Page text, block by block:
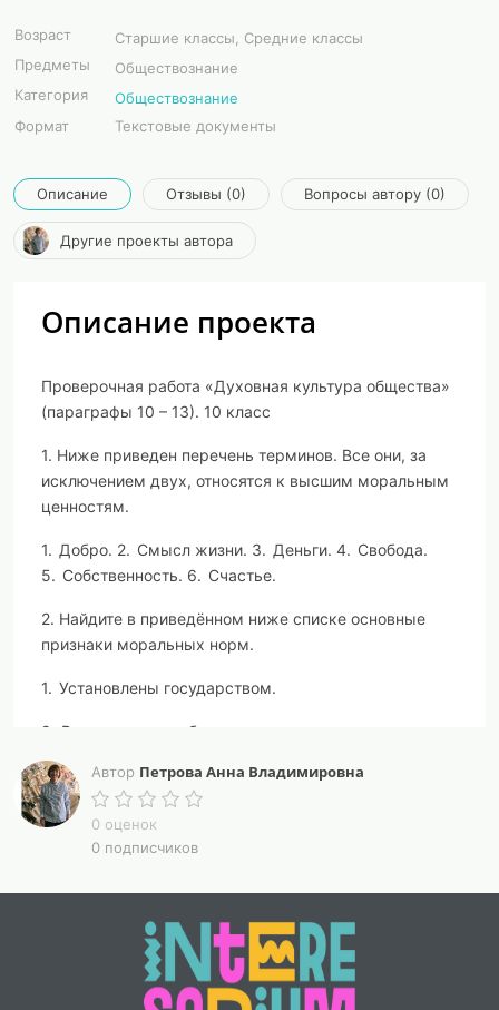
Возраст
Старшие классы, Средние классы
Предметы
Обществознание
Категория
Обществознание
Формат
Текстовые документы
Описание Отзывы (0) Вопросы автору (0)
Другие проекты автора
Описание проекта
Проверочная работа «Духовная культура общества»
(параграфы 10 – 13). 10 класс
1. Ниже приведен перечень терминов. Все они, за
исключением двух, относятся к высшим моральным
ценностям.
1. Добро. 2. Смысл жизни. 3. Деньги. 4. Свобода.
5. Собственность. 6. Счастье.
2. Найдите в приведённом ниже списке основные
признаки моральных норм.
1. Установлены государством.
2. Выражаются в общественном мнении.
3. Обязательны для исполнения.
4. Регулируют общественные отношения с позиций
добра и зла.
6. Поддерживаются силой государственного
принуждения.
3. Установите соответствие между объектами и
Автор Петрова Анна Владимировна
0 оценок
0 подписчиков